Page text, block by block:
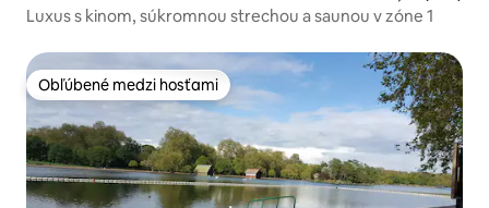
Luxus s kinom, súkromnou strechou a saunou v zóne 1
Obľúbené medzi hosťami
Obľúbené medzi hosťami